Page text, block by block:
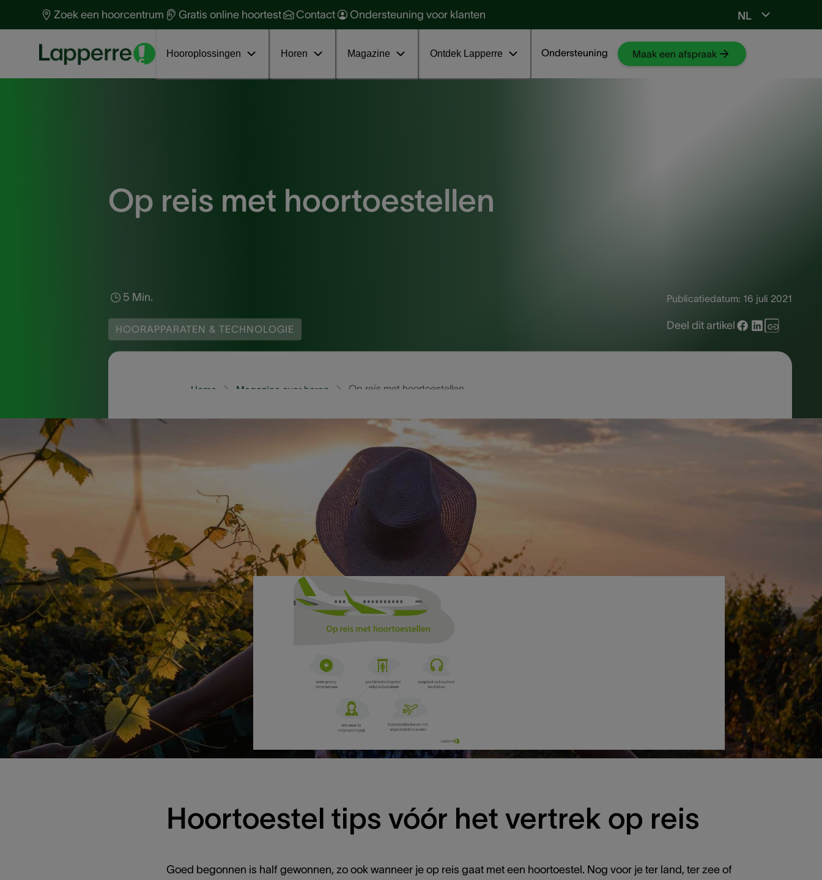
Zoek een hoorcentrum Gratis online hoortest Contact Ondersteuning voor klanten NL
Hooroplossingen Horen Magazine Ontdek Lapperre Ondersteuning Maak een afspraak
Welke Loops passen bij jou?
Naar een beter gehoor
Gehoorverlies
Oorzaken en soorten
Voorkomen en behandelen
Gehoor & Gehoorverlies
Hoorapparaten & technologie
Tinnitus
Gehoorbescherming
Gehoorgezondheid
Ga naar NKO-web
Op reis met hoortoestellen
5 Min.
HOORAPPARATEN & TECHNOLOGIE
Publicatiedatum: 16 juli 2021
Deel dit artikel
Op reis met hoortoestellen
Magazine over horen
Home
Op vakantie gaan kan soms stresserend zijn voor reizigers met gehoorverlies, zowel onderweg als ter plaatse. Toch is
het mogelijk om stress en vervelende situaties tot een minimum te beperken wanneer je ze op voorhand incalculeert
en je er de nodige voorbereidingen voor treft. Heb je binnenkort een reisje gepland en wil je optimaal voorbereid zijn?
In dit artikel geven we je een hoop waardevolle tips mee die je zowel voor als tijdens je vakantie ondersteunen, zodat
je met volle teugen en zonder zorgen kan genieten
Hoortoestel tips vóór het vertrek op reis
Goed begonnen is half gewonnen, zo ook wanneer je op reis gaat met een hoortoestel. Nog voor je ter land, ter zee of